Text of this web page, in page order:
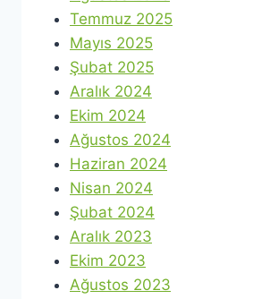
Temmuz 2025
Mayıs 2025
Şubat 2025
Aralık 2024
Ekim 2024
Ağustos 2024
Haziran 2024
Nisan 2024
Şubat 2024
Aralık 2023
Ekim 2023
Ağustos 2023